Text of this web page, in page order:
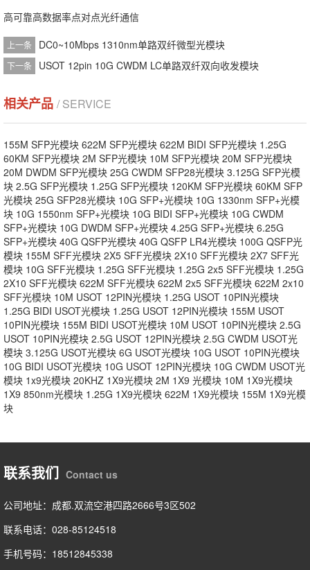
高可靠高数据率点对点光纤通信
上一条 DC0~10Mbps 1310nm单路双纤微型光模块
下一条 USOT 12pin 10G CWDM LC单路双纤双向收发模块
相关产品 / SERVICE
155M SFP光模块 622M SFP光模块 622M BIDI SFP光模块 1.25G
60KM SFP光模块 2M SFP光模块 10M SFP光模块 20M SFP光模块
20M DWDM SFP光模块 25G CWDM SFP28光模块 3.125G SFP光模
块 2.5G SFP光模块 1.25G SFP光模块 120KM SFP光模块 60KM SFP
光模块 25G SFP28光模块 10G SFP+光模块 10G 1330nm SFP+光模
块 10G 1550nm SFP+光模块 10G BIDI SFP+光模块 10G CWDM
SFP+光模块 10G DWDM SFP+光模块 4.25G SFP+光模块 6.25G
SFP+光模块 40G QSFP光模块 40G QSFP LR4光模块 100G QSFP光
模块 155M SFF光模块 2X5 SFF光模块 2X10 SFF光模块 2X7 SFF光
模块 10G SFF光模块 1.25G SFF光模块 1.25G 2x5 SFF光模块 1.25G
2X10 SFF光模块 622M SFF光模块 622M 2x5 SFF光模块 622M 2x10
SFF光模块 10M USOT 12PIN光模块 1.25G USOT 10PIN光模块
1.25G BIDI USOT光模块 1.25G USOT 12PIN光模块 155M USOT
10PIN光模块 155M BIDI USOT光模块 10M USOT 10PIN光模块 2.5G
USOT 10PIN光模块 2.5G USOT 12PIN光模块 2.5G CWDM USOT光
模块 3.125G USOT光模块 6G USOT光模块 10G USOT 10PIN光模块
10G BIDI USOT光模块 10G USOT 12PIN光模块 10G CWDM USOT光
模块 1x9光模块 20KHZ 1X9光模块 2M 1X9 光模块 10M 1X9光模块
1X9 850nm光模块 1.25G 1X9光模块 622M 1X9光模块 155M 1X9光模
块
联系我们 Contact us
公司地址：成都.双流空港四路2666号3区502
联系电话：028-85124518
手机号码：18512845338